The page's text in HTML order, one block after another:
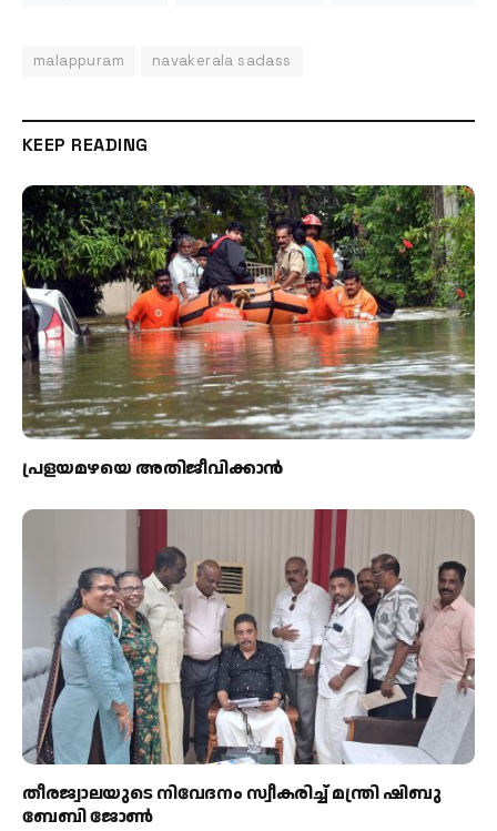
malappuram navakerala sadass
KEEP READING
പ്രളയമഴയെ അതിജീവിക്കാന്‍
തീരജ്വാലയുടെ നിവേദനം സ്വീകരിച്ച് മന്ത്രി ഷിബു
ബേബി ജോൺ